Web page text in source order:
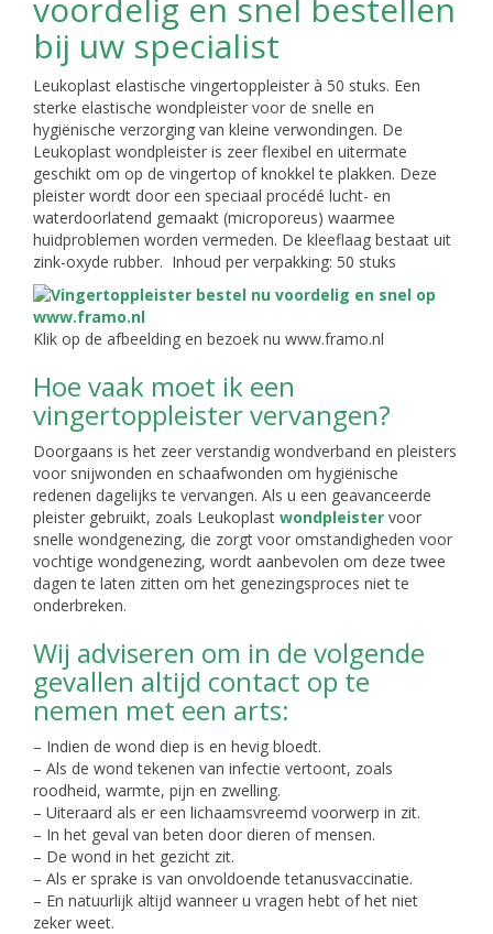
voordelig en snel bestellen
bij uw specialist
Leukoplast elastische vingertoppleister à 50 stuks. Een
sterke elastische wondpleister voor de snelle en
hygiënische verzorging van kleine verwondingen. De
Leukoplast wondpleister is zeer flexibel en uitermate
geschikt om op de vingertop of knokkel te plakken. Deze
pleister wordt door een speciaal procédé lucht- en
waterdoorlatend gemaakt (microporeus) waarmee
huidproblemen worden vermeden. De kleeflaag bestaat uit
zink-oxyde rubber. Inhoud per verpakking: 50 stuks
Klik op de afbeelding en bezoek nu www.framo.nl
Hoe vaak moet ik een
vingertoppleister vervangen?
Doorgaans is het zeer verstandig wondverband en pleisters
voor snijwonden en schaafwonden om hygiënische
redenen dagelijks te vervangen. Als u een geavanceerde
pleister gebruikt, zoals Leukoplast wondpleister voor
snelle wondgenezing, die zorgt voor omstandigheden voor
vochtige wondgenezing, wordt aanbevolen om deze twee
dagen te laten zitten om het genezingsproces niet te
onderbreken.
Wij adviseren om in de volgende
gevallen altijd contact op te
nemen met een arts:
– Indien de wond diep is en hevig bloedt.
– Als de wond tekenen van infectie vertoont, zoals
roodheid, warmte, pijn en zwelling.
– Uiteraard als er een lichaamsvreemd voorwerp in zit.
– In het geval van beten door dieren of mensen.
– De wond in het gezicht zit.
– Als er sprake is van onvoldoende tetanusvaccinatie.
– En natuurlijk altijd wanneer u vragen hebt of het niet
zeker weet.